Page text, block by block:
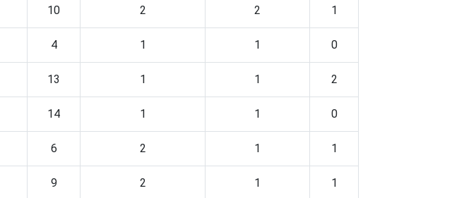
10 2 2 1
4 1 1 0
13 1 1 2
14 1 1 0
6 2 1 1
9 2 1 1